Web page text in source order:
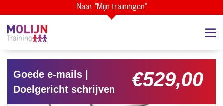
Naar "Mijn trainingen"
Goede e-mails |
Doelgericht schrijven
€529,00